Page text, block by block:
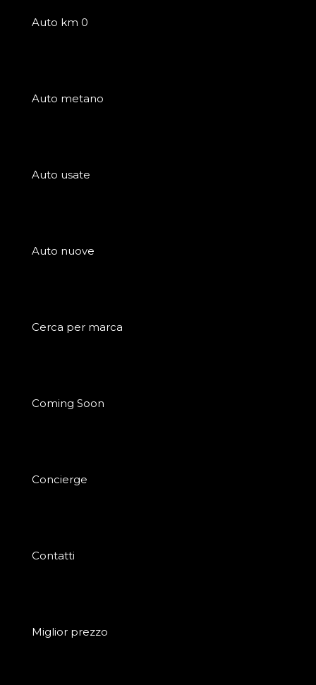
Auto km 0
Auto metano
Auto usate
Auto nuove
Cerca per marca
Coming Soon
Concierge
Contatti
Miglior prezzo